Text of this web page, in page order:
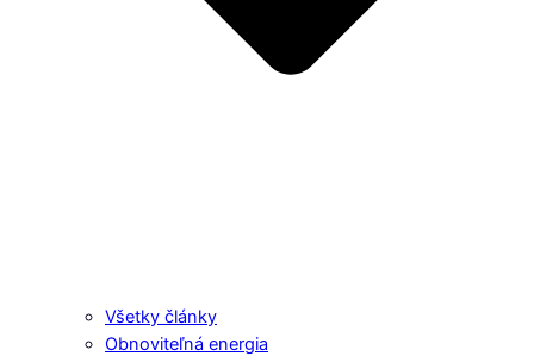
Všetky články
Obnoviteľná energia